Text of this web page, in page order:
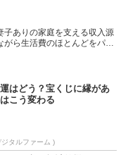
子ありの家庭を支える収入源
がら生活費のほとんどをパチ
はどう？宝くじに縁があ
こう変わる
タルファーム )